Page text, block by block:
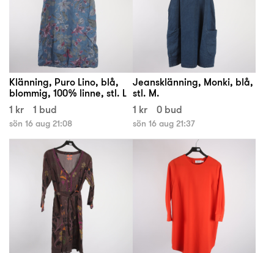
Klänning, Puro Lino, blå,
blommig, 100% linne, stl. L
1 kr
1 bud
sön 16 aug 21:08
Jeansklänning, Monki, blå,
stl. M.
1 kr
0 bud
sön 16 aug 21:37